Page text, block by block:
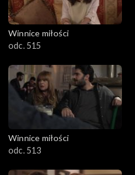
Winnice miłości
odc. 515
Winnice miłości
odc. 513